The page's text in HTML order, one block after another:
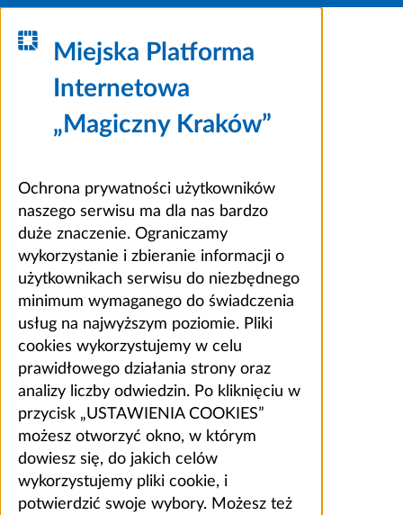
Miejska Platforma
Internetowa
„Magiczny Kraków”
Ochrona prywatności użytkowników
naszego serwisu ma dla nas bardzo
duże znaczenie. Ograniczamy
wykorzystanie i zbieranie informacji o
użytkownikach serwisu do niezbędnego
minimum wymaganego do świadczenia
usług na najwyższym poziomie. Pliki
cookies wykorzystujemy w celu
prawidłowego działania strony oraz
analizy liczby odwiedzin. Po kliknięciu w
przycisk „USTAWIENIA COOKIES”
możesz otworzyć okno, w którym
dowiesz się, do jakich celów
wykorzystujemy pliki cookie, i
potwierdzić swoje wybory. Możesz też